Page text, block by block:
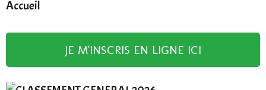
Accueil
JE M'INSCRIS EN LIGNE ICI